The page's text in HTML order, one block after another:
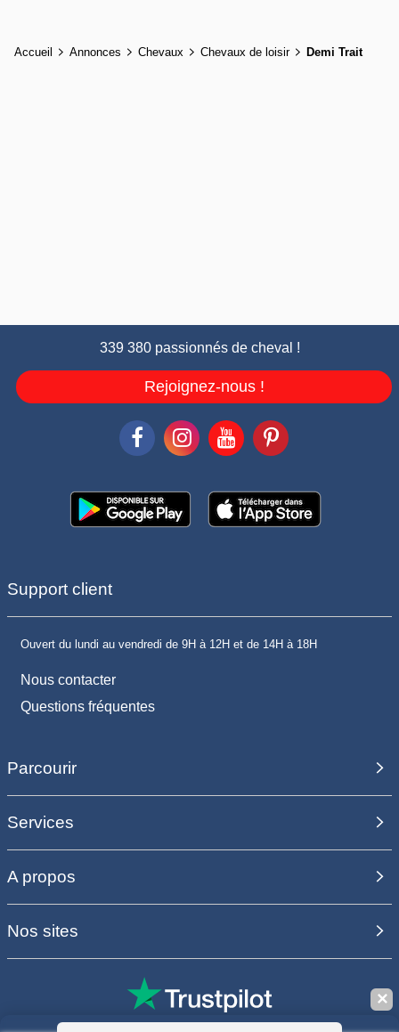
Accueil Annonces Chevaux Chevaux de loisir Demi Trait
339 380 passionnés de cheval !
Rejoignez-nous !
Support client
Ouvert du lundi au vendredi de 9H à 12H et de 14H à 18H
Nous contacter
Questions fréquentes
Parcourir
Services
A propos
Nos sites
✕